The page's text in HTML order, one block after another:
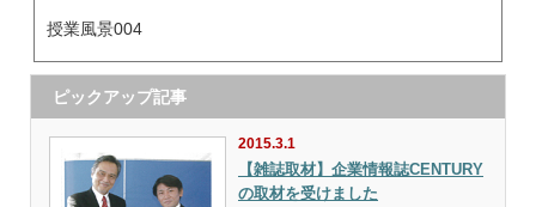
授業風景004
ピックアップ記事
2015.3.1
【雑誌取材】企業情報誌CENTURY
の取材を受けました